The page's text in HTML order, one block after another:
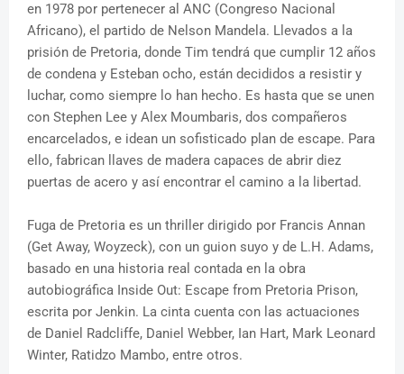
en 1978 por pertenecer al ANC (Congreso Nacional
Africano), el partido de Nelson Mandela. Llevados a la
prisión de Pretoria, donde Tim tendrá que cumplir 12 años
de condena y Esteban ocho, están decididos a resistir y
luchar, como siempre lo han hecho. Es hasta que se unen
con Stephen Lee y Alex Moumbaris, dos compañeros
encarcelados, e idean un sofisticado plan de escape. Para
ello, fabrican llaves de madera capaces de abrir diez
puertas de acero y así encontrar el camino a la libertad.
Fuga de Pretoria es un thriller dirigido por Francis Annan
(Get Away, Woyzeck), con un guion suyo y de L.H. Adams,
basado en una historia real contada en la obra
autobiográfica Inside Out: Escape from Pretoria Prison,
escrita por Jenkin. La cinta cuenta con las actuaciones
de Daniel Radcliffe, Daniel Webber, Ian Hart, Mark Leonard
Winter, Ratidzo Mambo, entre otros.